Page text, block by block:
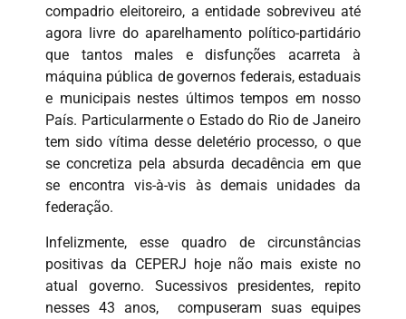
compadrio eleitoreiro, a entidade sobreviveu até
agora livre do aparelhamento político-partidário
que tantos males e disfunções acarreta à
máquina pública de governos federais, estaduais
e municipais nestes últimos tempos em nosso
País. Particularmente o Estado do Rio de Janeiro
tem sido vítima desse deletério processo, o que
se concretiza pela absurda decadência em que
se encontra vis-à-vis às demais unidades da
federação.
Infelizmente, esse quadro de circunstâncias
positivas da CEPERJ hoje não mais existe no
atual governo. Sucessivos presidentes, repito
nesses 43 anos, compuseram suas equipes